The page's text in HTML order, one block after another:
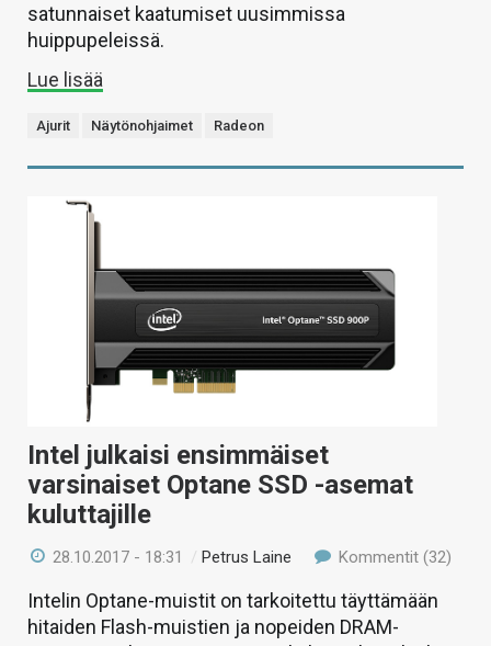
satunnaiset kaatumiset uusimmissa
huippupeleissä.
Lue lisää
Ajurit Näytönohjaimet Radeon
Intel julkaisi ensimmäiset
varsinaiset Optane SSD -asemat
kuluttajille
28.10.2017 - 18:31 /Petrus Laine Kommentit (32)
Intelin Optane-muistit on tarkoitettu täyttämään
hitaiden Flash-muistien ja nopeiden DRAM-